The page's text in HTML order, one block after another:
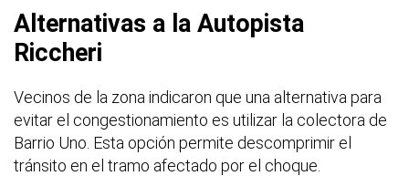
Alternativas a la Autopista
Riccheri
Vecinos de la zona indicaron que una alternativa para
evitar el congestionamiento es utilizar la colectora de
Barrio Uno. Esta opción permite descomprimir el
tránsito en el tramo afectado por el choque.